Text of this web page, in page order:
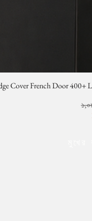
Cover French Door 400+